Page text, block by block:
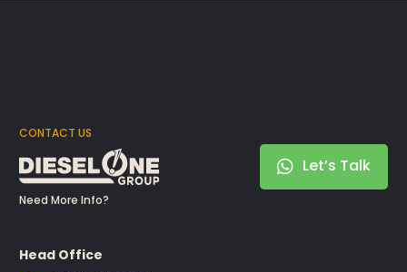
CONTACT US
Need More Info?
Let’s Talk
Head Office